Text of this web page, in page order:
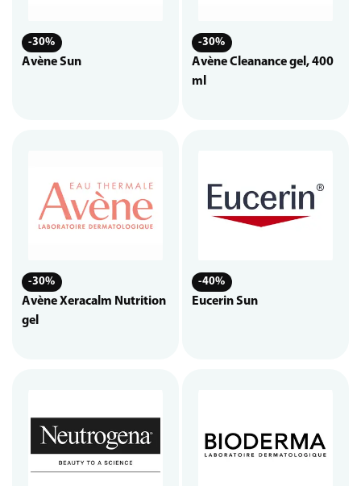
-30%
Avène Sun
-30%
Avène Cleanance gel, 400
ml
-30%
Avène Xeracalm Nutrition
gel
-40%
Eucerin Sun